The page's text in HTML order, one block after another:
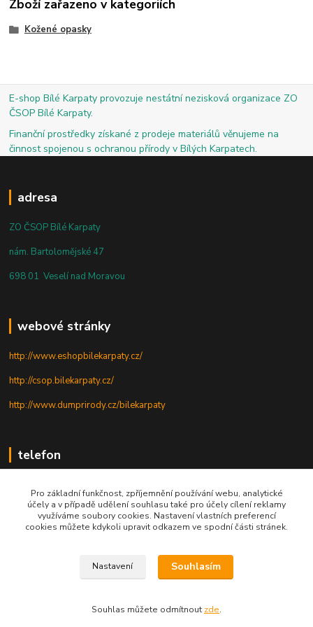
Zboží zařazeno v kategoriích
Kožené opasky
E-shop Bílé Karpaty provozuje nestátní nezisková organizace ZO
ČSOP Bílé Karpaty.
Finanční prostředky získané z prodeje materiálů věnujeme na
činnost spojenou s ochranou přírody v Bílých Karpatech.
adresa
ZO ČSOP Bílé Karpaty
nám. Bartolomějské 47
698 01 Veselí nad Moravou
webové stránky
http://www.eshopbilekarpaty.cz/
http://csop.bilekarpaty.cz/
http://www.dumprirody.cz/bilekarpaty
telefon
+420 727 880 789
PO - PÁ: 9 - 17
© 2025; ZO ČSOP Bílé Karpaty
Pro základní funkčnost, zpříjemnění používání webu, analytické
účely a v případě udělení souhlasu také pro účely cílení reklamy
využíváme soubory cookies. Nastavení vlastních preferencí
cookies můžete kdykoli upravit odkazem ve spodní části stránek.
Nastavení Souhlasím
Souhlas můžete odmítnout zde.